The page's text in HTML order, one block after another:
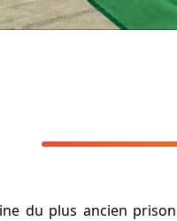
du plus ancien